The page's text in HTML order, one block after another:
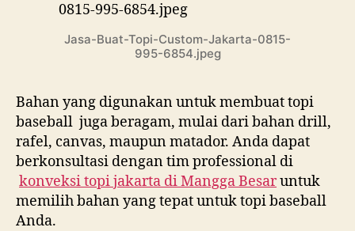
Jasa-Buat-Topi-Custom-Jakarta-0815-
995-6854.jpeg
Bahan yang digunakan untuk membuat topi
baseball juga beragam, mulai dari bahan drill,
rafel, canvas, maupun matador. Anda dapat
berkonsultasi dengan tim professional di
konveksi topi jakarta diMangga Besaruntuk
memilih bahan yang tepat untuk topi baseball
Anda.